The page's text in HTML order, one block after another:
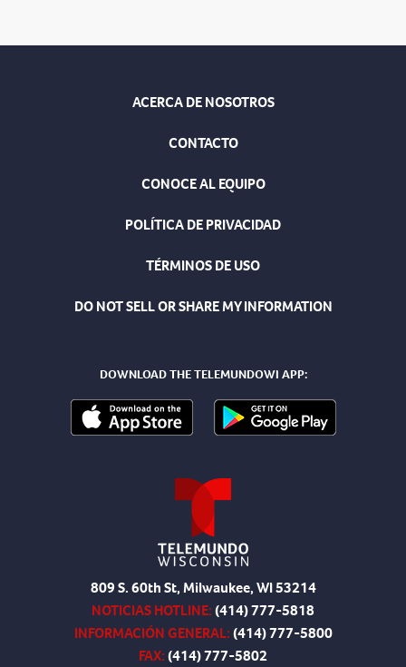
ACERCA DE NOSOTROS
CONTACTO
CONOCE AL EQUIPO
POLÍTICA DE PRIVACIDAD
TÉRMINOS DE USO
DO NOT SELL OR SHARE MY INFORMATION
DOWNLOAD THE TELEMUNDOWI APP:
809 S. 60th St, Milwaukee, WI 53214
NOTICIAS HOTLINE:(414) 777-5818
INFORMACIÓN GENERAL:(414) 777-5800
FAX:(414) 777-5802